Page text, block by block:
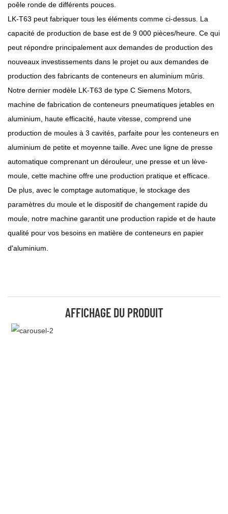
poêle ronde de différents pouces.
LK-T63 peut fabriquer tous les éléments comme ci-dessus. La
capacité de production de base est de 9 000 pièces/heure. Ce qui
peut répondre principalement aux demandes de production des
nouveaux investissements dans le projet ou aux demandes de
production des fabricants de conteneurs en aluminium mûris.
Notre dernier modèle LK-T63 de type C Siemens Motors,
machine de fabrication de conteneurs pneumatiques jetables en
aluminium, haute efficacité, haute vitesse, comprend une
production de moules à 3 cavités, parfaite pour les conteneurs en
aluminium de petite et moyenne taille. Avec une ligne de presse
automatique comprenant un dérouleur, une presse et un lève-
moule, cette machine offre une production pratique et efficace.
De plus, avec le comptage automatique, le stockage des
paramètres du moule et le dispositif de changement rapide du
moule, notre machine garantit une production rapide et de haute
qualité pour vos besoins en matière de conteneurs en papier
d'aluminium.
AFFICHAGE DU PRODUIT